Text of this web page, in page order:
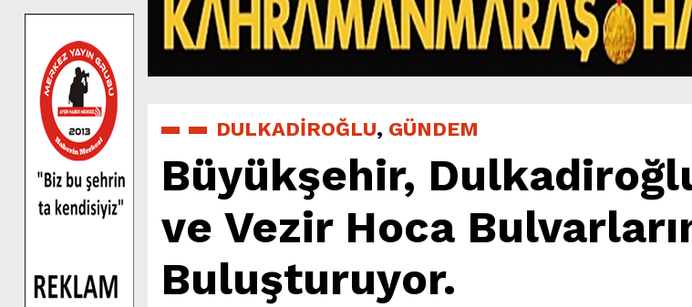
16:30
Uluslararası Bisiklet Turnuvası, Salı Günü KAFUM – Ali Kayası
8:32
Büyükşehir, KAFUM’da Miniklere Unutulmaz Eğlence Yaşattı.
5:17
Uluslararası Bisiklet Yarışması’nda İkinci Etap Nefes Kesti.
DULKADİROĞLU, GÜNDEM
Büyükşehir,
ve Vezir Hoca
Buluşturuyor.